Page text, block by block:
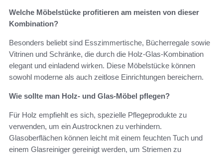
Welche Möbelstücke profitieren am meisten von dieser
Kombination?
Besonders beliebt sind Esszimmertische, Bücherregale sowie
Vitrinen und Schränke, die durch die Holz-Glas-Kombination
elegant und einladend wirken. Diese Möbelstücke können
sowohl moderne als auch zeitlose Einrichtungen bereichern.
Wie sollte man Holz- und Glas-Möbel pflegen?
Für Holz empfiehlt es sich, spezielle Pflegeprodukte zu
verwenden, um ein Austrocknen zu verhindern.
Glasoberflächen können leicht mit einem feuchten Tuch und
einem Glasreiniger gereinigt werden, um Striemen zu